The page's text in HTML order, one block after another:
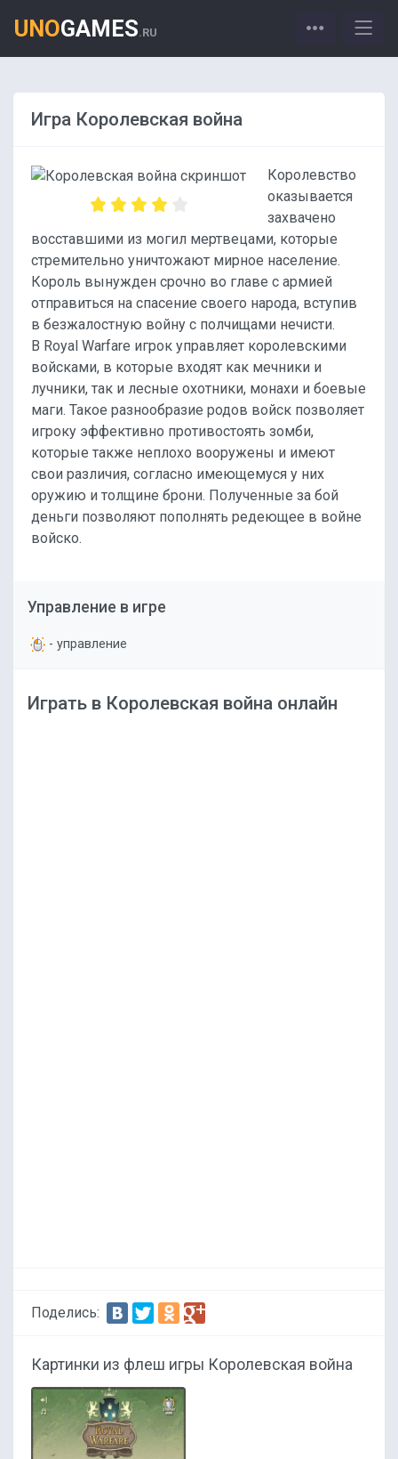
UNOGAMES.RU
Игра Королевская война
Королевство
оказывается
захвачено
восставшими из могил мертвецами, которые
стремительно уничтожают мирное население.
Король вынужден срочно во главе с армией
отправиться на спасение своего народа, вступив
в безжалостную войну с полчищами нечисти.
В Royal Warfare игрок управляет королевскими
войсками, в которые входят как мечники и
лучники, так и лесные охотники, монахи и боевые
маги. Такое разнообразие родов войск позволяет
игроку эффективно противостоять зомби,
которые также неплохо вооружены и имеют
свои различия, согласно имеющемуся у них
оружию и толщине брони. Полученные за бой
деньги позволяют пополнять редеющее в войне
войско.
Управление в игре
- управление
Играть в Королевская война онлайн
Поделись:
Картинки из флеш игры Королевская война